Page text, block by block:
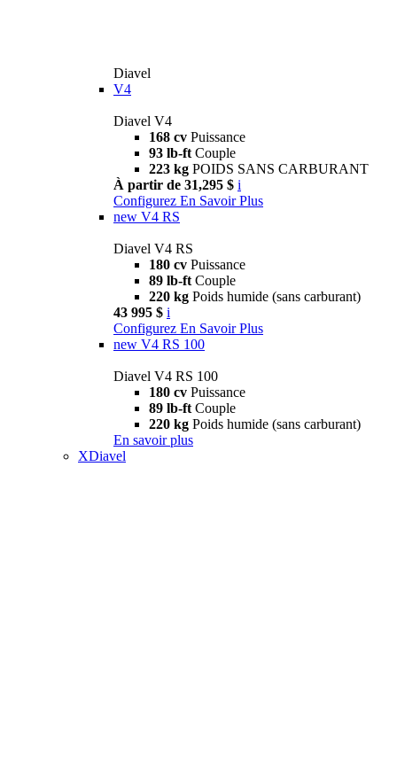
Diavel
V4
Diavel V4
168 cv Puissance
93 lb-ft Couple
223 kg POIDS SANS CARBURANT
À partir de 31,295 $ i
Configurez En Savoir Plus
new V4 RS
Diavel V4 RS
180 cv Puissance
89 lb-ft Couple
220 kg Poids humide (sans carburant)
43 995 $ i
Configurez En Savoir Plus
new V4 RS 100
Diavel V4 RS 100
180 cv Puissance
89 lb-ft Couple
220 kg Poids humide (sans carburant)
En savoir plus
XDiavel